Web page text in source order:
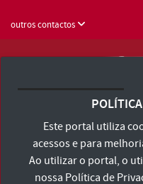
outros contactos
Consulte os Termos e
Este portal utiliza
acessos e para
Ao utilizar o portal, o
nossa Política de